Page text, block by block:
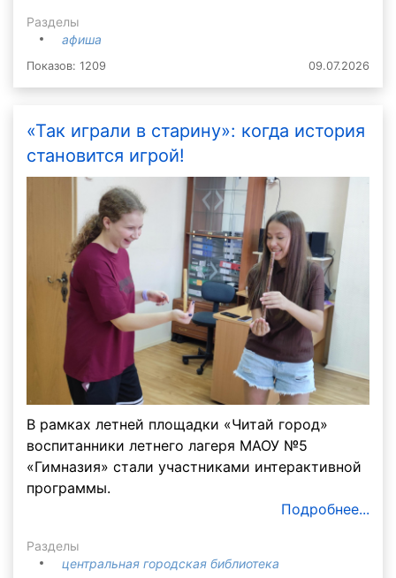
Разделы
афиша
Показов: 1209 09.07.2026
«Так играли в старину»: когда история
становится игрой!
В рамках летней площадки «Читай город»
воспитанники летнего лагеря МАОУ №5
«Гимназия» стали участниками интерактивной
программы.
Подробнее...
Разделы
центральная городская библиотека